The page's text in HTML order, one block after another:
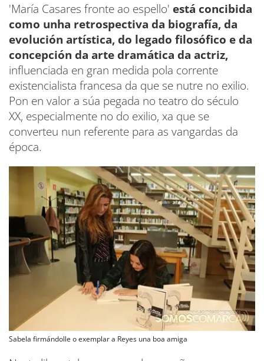
'María Casares fronte ao espello' está concibida
como unha retrospectiva da biografía, da
evolución artística, do legado filosófico e da
concepción da arte dramática da actriz,
influenciada en gran medida pola corrente
existencialista francesa da que se nutre no exilio.
Pon en valor a súa pegada no teatro do século
XX, especialmente no do exilio, xa que se
converteu nun referente para as vangardas da
época.
Sabela firmándolle o exemplar a Reyes una boa amiga